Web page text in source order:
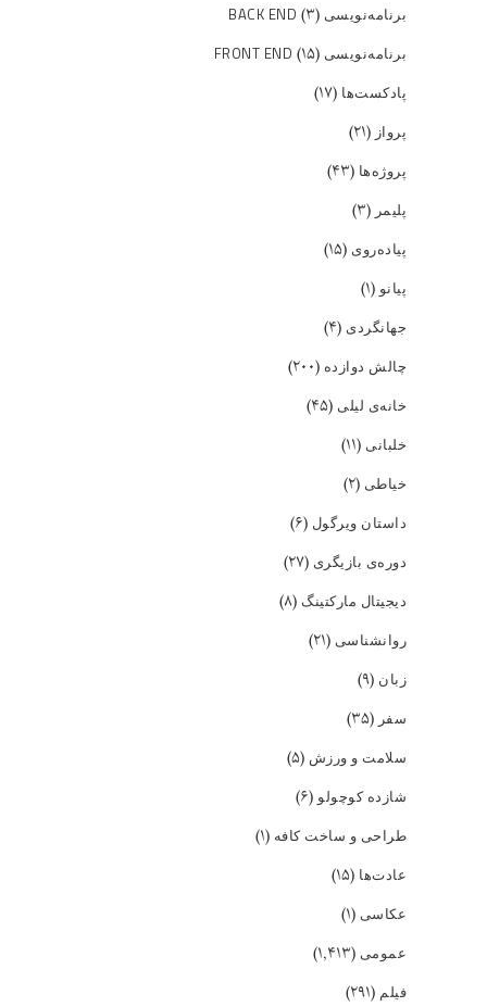
برنامه‌نویسی BACK END (۳)
برنامه‌نویسی FRONT END (۱۵)
پادکست‌ها (۱۷)
پرواز (۲۱)
پروژه‌ها (۴۳)
پلیمر (۳)
پیاده‌روی (۱۵)
پیانو(۱)
جهانگردی (۴)
چالش دوازده (۲۰۰)
خانه‌ی لیلی (۴۵)
خلبانی (۱۱)
خیاطی (۲)
داستان ویرگول (۶)
دوره‌ی بازیگری (۲۷)
دیجیتال مارکتینگ (۸)
روانشناسی (۲۱)
زبان (۹)
سفر (۳۵)
سلامت و ورزش (۵)
شازده کوچولو(۶)
طراحی و ساخت کافه (۱)
عادت‌ها (۱۵)
عکاسی (۱)
عمومی (۱,۴۱۳)
فیلم (۲۹۱)